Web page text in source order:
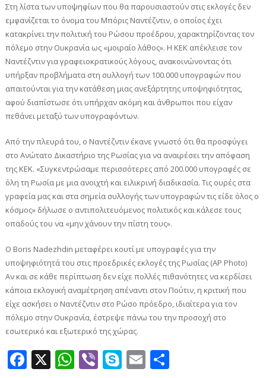
Στη λίστα των υποψηφίων που θα παρουσιαστούν στις εκλογές δεν
εμφανίζεται το όνομα του Μπόρις Ναντέζντιν, ο οποίος έχει
κατακρίνει την πολιτική του Ρώσου προέδρου, χαρακτηρίζοντας τον
πόλεμο στην Ουκρανία ως «μοιραίο λάθος». Η ΚΕΚ απέκλεισε τον
Ναντέζντιν για γραφειοκρατικούς λόγους, ανακοινώνοντας ότι
υπήρξαν προβλήματα στη συλλογή των 100.000 υπογραφών που
απαιτούνται για την κατάθεση μιας ανεξάρτητης υποψηφιότητας,
αφού διαπίστωσε ότι υπήρχαν ακόμη και άνθρωποι που είχαν
πεθάνει μεταξύ των υπογραφόντων.
Από την πλευρά του, ο Ναντέζντιν έκανε γνωστό ότι θα προσφύγει
στο Ανώτατο Δικαστήριο της Ρωσίας για να αναιρέσει την απόφαση
της ΚΕΚ. «Συγκεντρώσαμε περισσότερες από 200.000 υπογραφές σε
όλη τη Ρωσία με μια ανοιχτή και ειλικρινή διαδικασία. Τις ουρές στα
γραφεία μας και στα σημεία συλλογής των υπογραφών τις είδε όλος ο
κόσμος» δήλωσε ο αντιπολιτευόμενος πολιτικός και κάλεσε τους
οπαδούς του να «μην χάνουν την πίστη τους».
Ο Boris Nadezhdin μεταφέρει κουτί με υπογραφές για την
υποψηφιότητά του στις προεδρικές εκλογές της Ρωσίας (AP Photo)
Αν και σε κάθε περίπτωση δεν είχε πολλές πιθανότητες να κερδίσει
κάποια εκλογική αναμέτρηση απέναντι στον Πούτιν, η κριτική που
είχε ασκήσει ο Ναντέζντιν στο Ρώσο πρόεδρο, ιδιαίτερα για τον
πόλεμο στην Ουκρανία, έστρεψε πάνω του την προσοχή στο
εσωτερικό και εξωτερικό της χώρας.
Facebook
X WhatsApp
ViberSkype
Email